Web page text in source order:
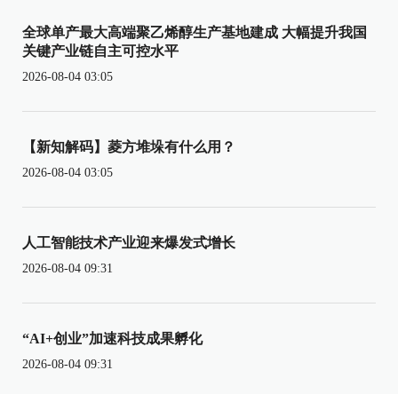
全球单产最大高端聚乙烯醇生产基地建成 大幅提升我国
关键产业链自主可控水平
2026-08-04 03:05
【新知解码】菱方堆垛有什么用？
2026-08-04 03:05
人工智能技术产业迎来爆发式增长
2026-08-04 09:31
“AI+创业”加速科技成果孵化
2026-08-04 09:31